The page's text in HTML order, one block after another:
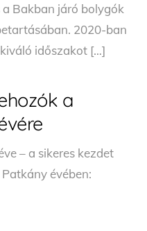
Bakban járó bolygók
2020-ban
időszakot […]
a
– a sikeres kezdet
Patkány évében: